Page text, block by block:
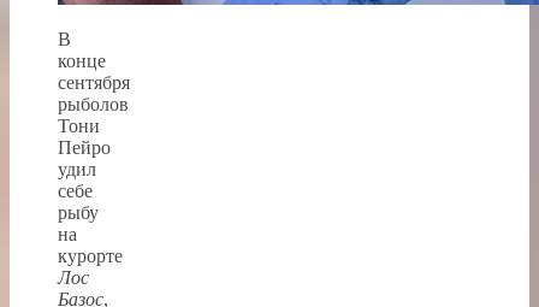
В
конце
сентября
рыболов
Тони
Пейро
удил
себе
рыбу
на
курорте
Лос
Базос,